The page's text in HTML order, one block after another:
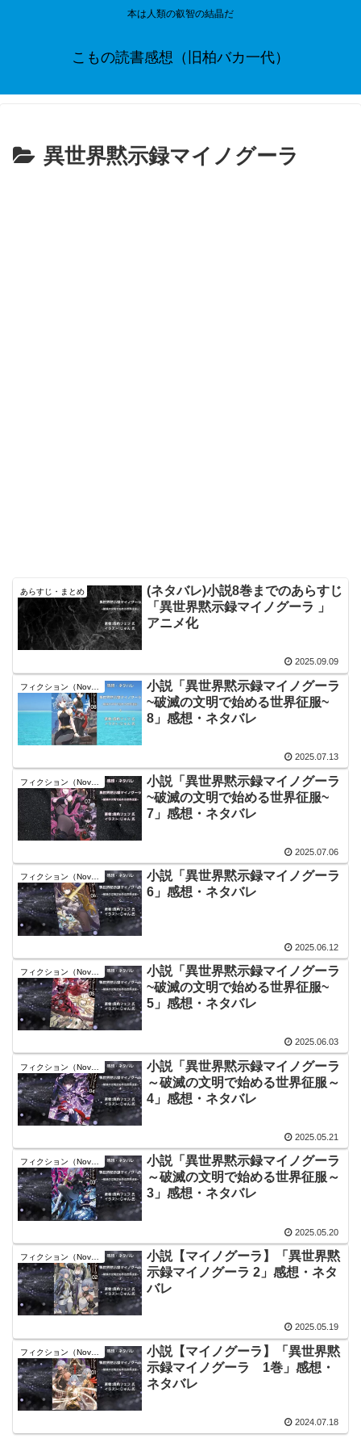
本は人類の叡智の結晶だ
こもの読書感想（旧柏バカ一代）
異世界黙示録マイノグーラ
あらすじ・まとめ
(ネタバレ)小説8巻までのあらすじ
「異世界黙示録マイノグーラ 」
アニメ化
2025.09.09
小説「異世界黙示録マイノグーラ
~破滅の文明で始める世界征服~
8」感想・ネタバレ
2025.07.13
小説「異世界黙示録マイノグーラ
~破滅の文明で始める世界征服~
7」感想・ネタバレ
2025.07.06
フィクション（Novel）
小説「異世界黙示録マイノグーラ
6」感想・ネタバレ
2025.06.12
小説「異世界黙示録マイノグーラ
~破滅の文明で始める世界征服~
5」感想・ネタバレ
2025.06.03
小説「異世界黙示録マイノグーラ
～破滅の文明で始める世界征服～
4」感想・ネタバレ
2025.05.21
フィクション（Novel）
小説「異世界黙示録マイノグーラ
～破滅の文明で始める世界征服～
3」感想・ネタバレ
2025.05.20
小説【マイノグーラ】「異世界黙
示録マイノグーラ 2」感想・ネタ
バレ
2025.05.19
小説【マイノグーラ】「異世界黙
示録マイノグーラ 1巻」感想・
ネタバレ
2024.07.18